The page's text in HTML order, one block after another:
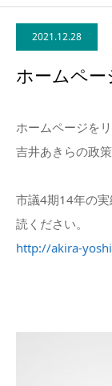
2021.12.28
ホームペ
ホームページを
吉井あきらの政
市議4期14年の
読ください。
http://akira-
党員募集の
お問い合わせ